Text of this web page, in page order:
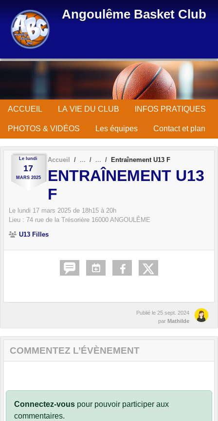
Angoulême Basket Club
ACCUEIL LA VIE DU CLUB INFOS PRATIQUES
PHOTOS & VIDÉOS Les équipes Contact et plan
Le lundi
17
MARS 2025
Accueil Entraînement U13 F
ENTRAÎNEMENT U13
F
Le lundi 17 mars 2025 de 18h15 à 20h
Lieu : 74 rue de la Trésorière 16000 ANGOULÊME
U13 Filles
Publié le 25 sept. 2024
par Mathilde
COMMENTEZ L’ÉVÈNEMENT
Connectez-vous pour pouvoir participer aux
commentaires.